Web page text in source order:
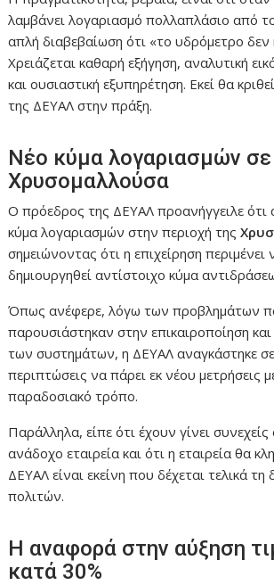
λαμβάνει λογαριασμό πολλαπλάσιο από
απλή διαβεβαίωση ότι «το υδρόμετρο δεν
Χρειάζεται καθαρή εξήγηση, αναλυτική
και ουσιαστική εξυπηρέτηση. Εκεί θα
της ΔΕΥΑΛ στην πράξη.
Νέο κύμα λογαριασμών σε
Χρυσομαλλούσα
Ο πρόεδρος της ΔΕΥΑΛ προανήγγειλε ότι
κύμα λογαριασμών στην περιοχή της
σημειώνοντας ότι η επιχείρηση περιμένει
δημιουργηθεί αντίστοιχο κύμα
Όπως ανέφερε, λόγω των προβλημάτων
παρουσιάστηκαν στην επικαιροποίηση
των συστημάτων, η ΔΕΥΑΛ αναγκάστηκε
περιπτώσεις να πάρει εκ νέου μετρήσεις
παραδοσιακό τρόπο.
Παράλληλα, είπε ότι έχουν γίνει
ανάδοχο εταιρεία και ότι η εταιρεία θα
ΔΕΥΑΛ είναι εκείνη που δέχεται τελικά
πολιτών.
Η αναφορά στην αύξηση
κατά 30%